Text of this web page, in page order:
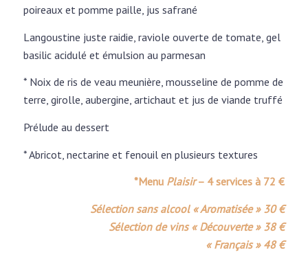
poireaux et pomme paille, jus safrané
Langoustine juste raidie, raviole ouverte de tomate, gel
basilic acidulé et émulsion au parmesan
* Noix de ris de veau meunière, mousseline de pomme de
terre, girolle, aubergine, artichaut et jus de viande truffé
Prélude au dessert
* Abricot, nectarine et fenouil en plusieurs textures
*Menu Plaisir– 4 services à 72 €
Sélection sans alcool « Aromatisée » 30 €
Sélection de vins«Découverte » 38 €
« Français » 48 €